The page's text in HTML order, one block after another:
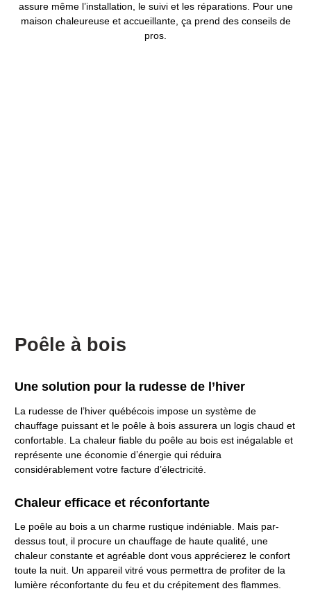
assure même l’installation, le suivi et les réparations. Pour une
maison chaleureuse et accueillante, ça prend des conseils de
pros.
Poêle à bois
Une solution pour la rudesse de l’hiver
La rudesse de l’hiver québécois impose un système de
chauffage puissant et le poêle à bois assurera un logis chaud et
confortable. La chaleur fiable du poêle au bois est inégalable et
représente une économie d’énergie qui réduira
considérablement votre facture d’électricité.
Chaleur efficace et réconfortante
Le poêle au bois a un charme rustique indéniable. Mais par-
dessus tout, il procure un chauffage de haute qualité, une
chaleur constante et agréable dont vous apprécierez le confort
toute la nuit. Un appareil vitré vous permettra de profiter de la
lumière réconfortante du feu et du crépitement des flammes.